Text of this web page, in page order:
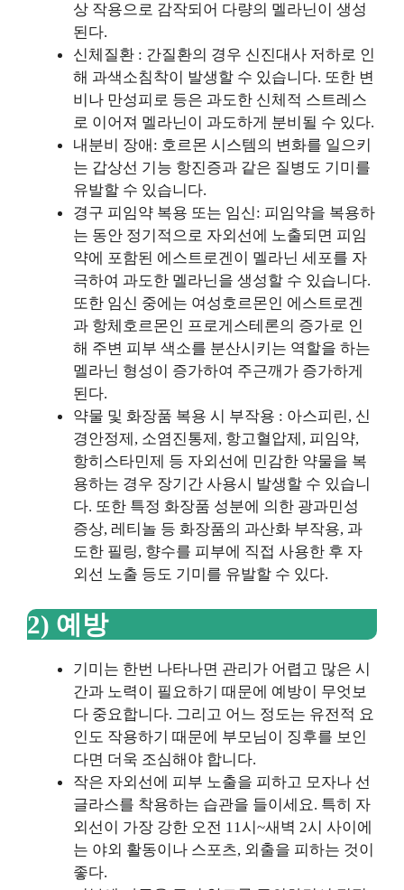
상 작용으로 감작되어 다량의 멜라닌이 생성
된다.
신체질환 : 간질환의 경우 신진대사 저하로 인
해 과색소침착이 발생할 수 있습니다. 또한 변
비나 만성피로 등은 과도한 신체적 스트레스
로 이어져 멜라닌이 과도하게 분비될 수 있다.
내분비 장애: 호르몬 시스템의 변화를 일으키
는 갑상선 기능 항진증과 같은 질병도 기미를
유발할 수 있습니다.
경구 피임약 복용 또는 임신: 피임약을 복용하
는 동안 정기적으로 자외선에 노출되면 피임
약에 포함된 에스트로겐이 멜라닌 세포를 자
극하여 과도한 멜라닌을 생성할 수 있습니다.
또한 임신 중에는 여성호르몬인 에스트로겐
과 항체호르몬인 프로게스테론의 증가로 인
해 주변 피부 색소를 분산시키는 역할을 하는
멜라닌 형성이 증가하여 주근깨가 증가하게
된다.
약물 및 화장품 복용 시 부작용 : 아스피린, 신
경안정제, 소염진통제, 항고혈압제, 피임약,
항히스타민제 등 자외선에 민감한 약물을 복
용하는 경우 장기간 사용시 발생할 수 있습니
다. 또한 특정 화장품 성분에 의한 광과민성
증상, 레티놀 등 화장품의 과산화 부작용, 과
도한 필링, 향수를 피부에 직접 사용한 후 자
외선 노출 등도 기미를 유발할 수 있다.
2) 예방
기미는 한번 나타나면 관리가 어렵고 많은 시
간과 노력이 필요하기 때문에 예방이 무엇보
다 중요합니다. 그리고 어느 정도는 유전적 요
인도 작용하기 때문에 부모님이 징후를 보인
다면 더욱 조심해야 합니다.
작은 자외선에 피부 노출을 피하고 모자나 선
글라스를 착용하는 습관을 들이세요. 특히 자
외선이 가장 강한 오전 11시~새벽 2시 사이에
는 야외 활동이나 스포츠, 외출을 피하는 것이
좋다.